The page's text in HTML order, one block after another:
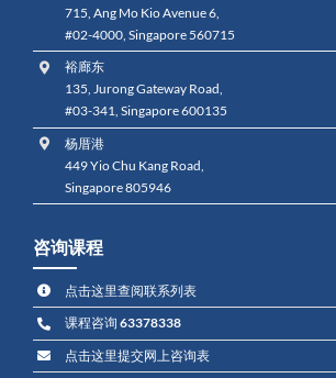
715, Ang Mo Kio Avenue 6,
#02-4000, Singapore 560715
裕廊东
135, Jurong Gateway Road,
#03-341, Singapore 600135
杨厝港
449 Yio Chu Kang Road,
Singapore 805946
咨询课程
点击这里查阅联系列表
课程咨询 63378338
点击这里提交网上咨询表